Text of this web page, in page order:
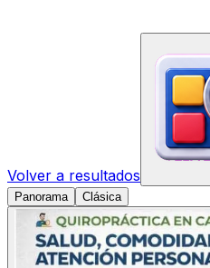
Volver a resultados
Panorama
Clásica